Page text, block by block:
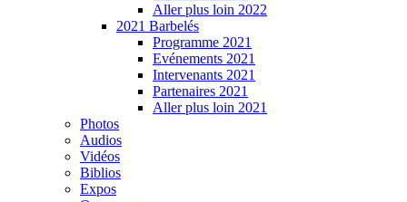
Aller plus loin 2022
2021 Barbelés
Programme 2021
Evénements 2021
Intervenants 2021
Partenaires 2021
Aller plus loin 2021
Photos
Audios
Vidéos
Biblios
Expos